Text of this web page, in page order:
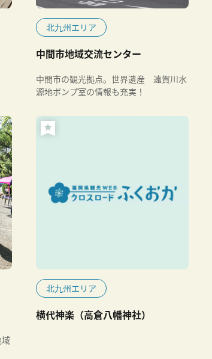
北九州エリア
中間市地域交流センター
中間市の観光拠点。世界遺産 遠賀川水
源地ポンプ室の情報も充実！
北九州エリア
横代神楽（高倉八幡神社）